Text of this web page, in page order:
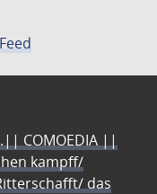
COMOEDIA ||
kampff/
das